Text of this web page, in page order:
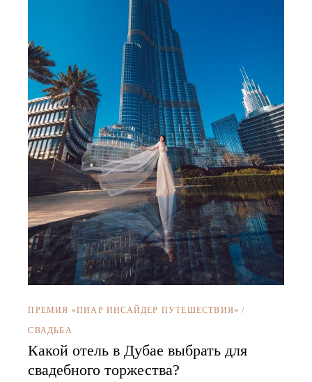
ПРЕМИЯ «ПИАР ИНСАЙДЕР ПУТЕШЕСТВИЯ» /
СВАДЬБА
Какой отель в Дубае выбрать для
свадебного торжества?